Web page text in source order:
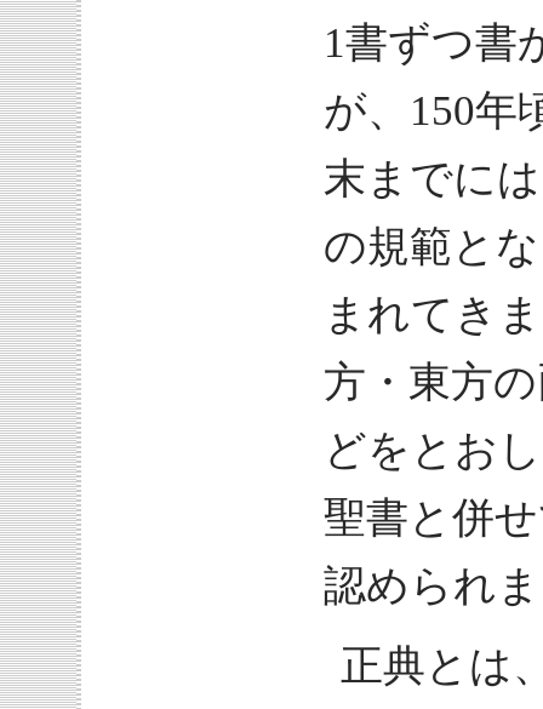
1書ずつ書
が、150年
末までに
の規範と
まれてき
方・東方
どをとお
聖書と併
認められ
正典とは